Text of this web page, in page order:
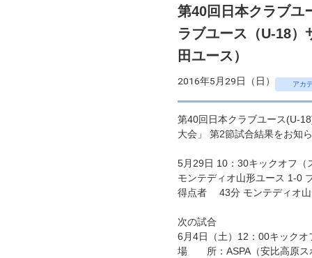
第40回日本クラブユ
ラブユース（U-18
田ユース）
2016年5月29日（日） アカ
第40回日本クラブユース(U-
大会」 第2節試合結果をお知
5月29日 10：30キックオフ（
モンテディオ山形ユース 1-0
得点者 43分 モンテディオ山
次の試合
6月4日（土）12：00キックオ
場 所：ASPA（安比高原ス